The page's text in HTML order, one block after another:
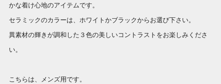
かな着け心地のアイテムです。
セラミックのカラーは、ホワイトかブラックからお選び下さい。
異素材の輝きが調和した３色の美しいコントラストをお楽しみくださ
い。
こちらは、メンズ用です。